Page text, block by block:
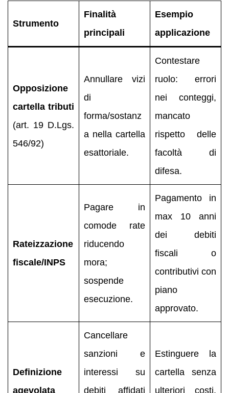
Strumento
Finalità
principali
Esempio
applicazione
Opposizione
cartella tributi
(art. 19 D.Lgs.
546/92)
Annullare vizi
di
forma/sostanz
a nella cartella
esattoriale.
Contestare
ruolo: errori
nei conteggi,
mancato
rispetto delle
facoltà di
difesa.
Rateizzazione
fiscale/INPS
Pagare in
comode rate
riducendo
mora;
sospende
esecuzione.
Pagamento in
max 10 anni
dei debiti
fiscali o
contributivi con
piano
approvato.
Definizione
agevolata
Cancellare
sanzioni e
interessi su
debiti affidati
Estinguere la
cartella senza
ulteriori costi,